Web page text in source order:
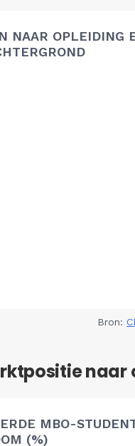
NAAR OPLEIDING
Bron:
naar
MBO-
(%)